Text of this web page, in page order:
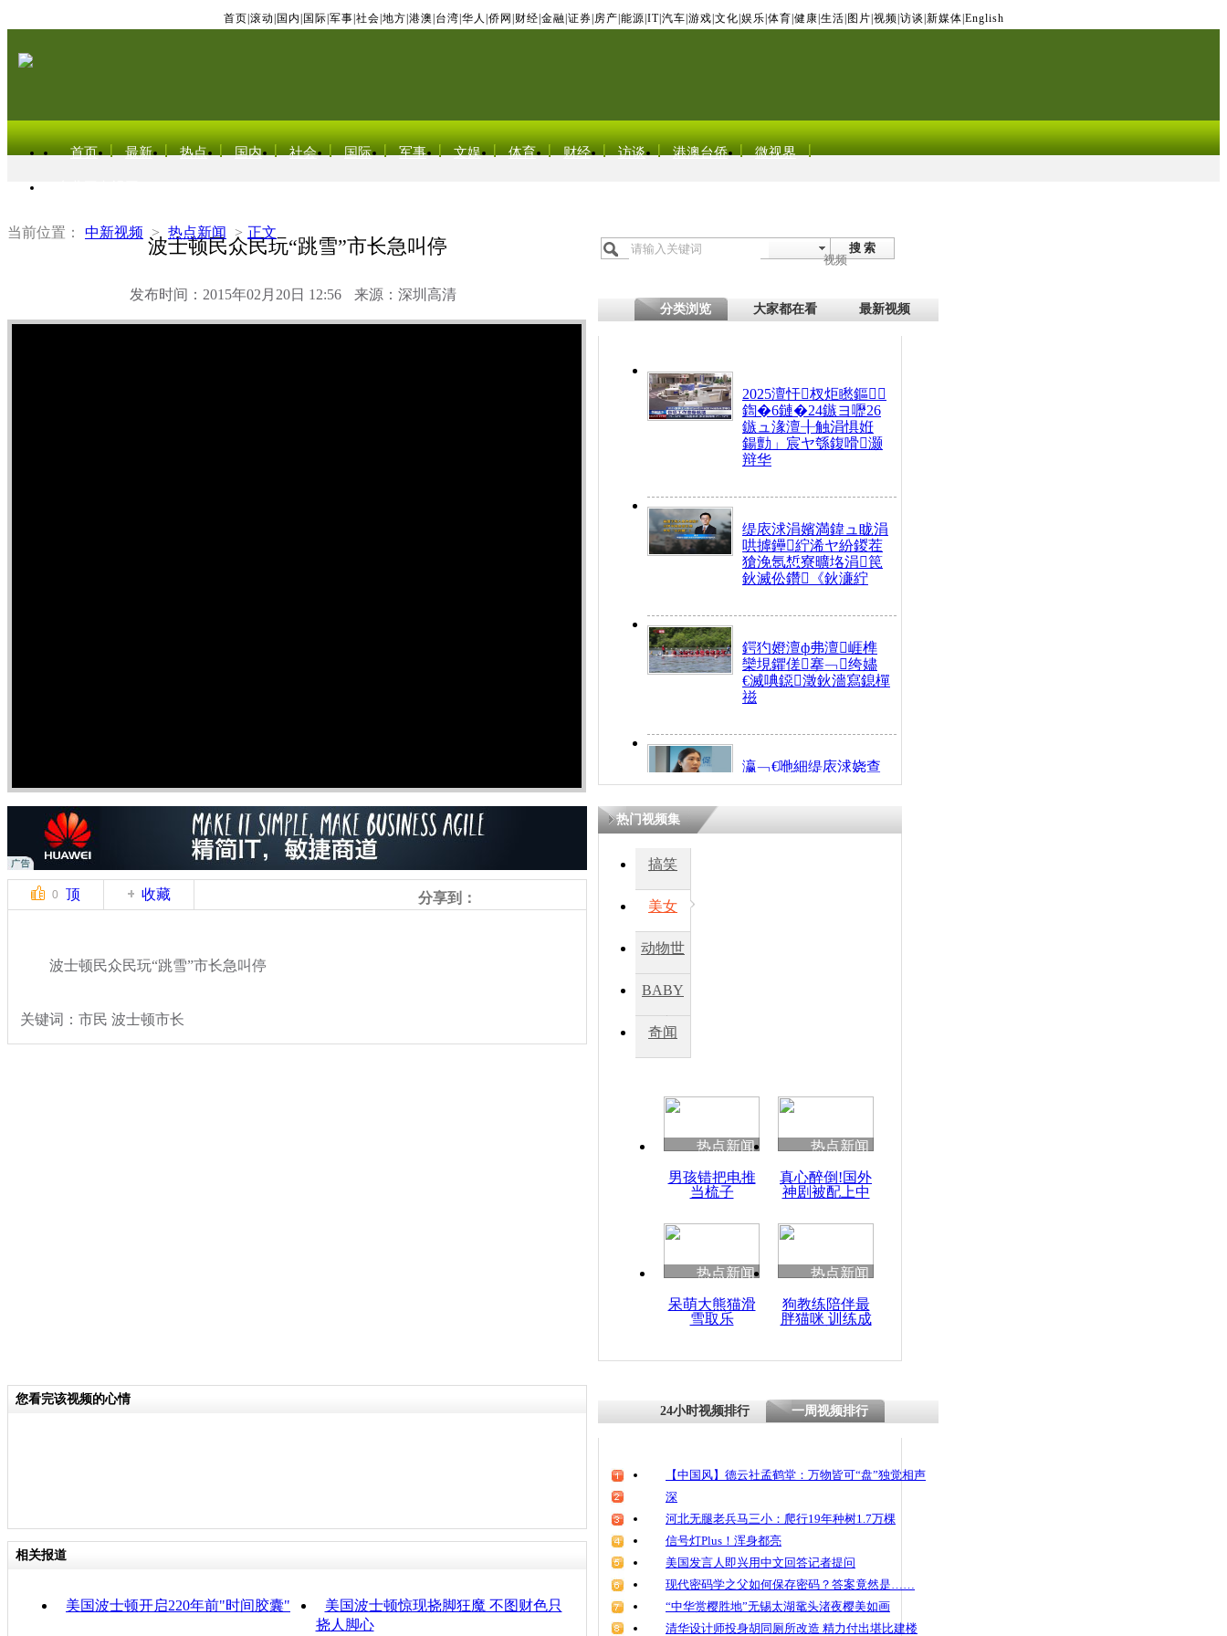
首页 滚动 国内 国际 军事 社会 地方 港澳 台湾 华人 侨网 财经 金融 证券 房产 能源 IT| 汽车 游戏 文化 娱乐 体育 健康 生活 图片 视频 访谈 新媒体 English
首页 最新 热点 国内 社会 国际 军事 文娱 体育 财经 访谈 港澳台侨 微视界
当前位置： 中新视频 > 热点新闻 > 正文
波士顿民众民玩“跳雪”市长急叫停
发布时间：2015年02月20日 12:56 来源：深圳高清
搜 索
视频
分类浏览 大家都在看 最新视频
2025澶忓杈炬矁鏂
鍧�6鏈�24鏃ヨ嚦26
鏃ュ湪澶╂触涓惧姙
鍚勯」宸ヤ綔鍑嗗灏
辩华
缇庡浗涓嬪満鍏ュ眬涓
哄摢鑸紵浠ヤ紛鍐茬
獊浼氬惁寮曠垎涓笢
鈥滅伀鑽《鈥濓紵
鍔犳嬁澶ф弗澶崕榫
欒垷鑺傞搴﹁绔嬧
€滅唺鐚澂鈥濇寫鎴樿
禌
瀛﹁€咃細缇庡浗娆查
€间笢鍗椾簹涓庝腑鍥
熷悎浣� 涓ㄥ浗闄呰
0 顶 收藏 分享到：
波士顿民众民玩“跳雪”市长急叫停
关键词：市民 波士顿市长
热门视频集
搞笑
美女
动物世
BABY
秀
奇闻
热点新闻
男孩错把电推
当梳子
热点新闻
真心醉倒!国外
神剧被配上中
热点新闻
呆萌大熊猫滑
雪取乐
热点新闻
狗教练陪伴最
胖猫咪 训练成
您看完该视频的心情
相关报道
美国波士顿开启220年前"时间胶囊"
美国波士顿惊现挠脚狂魔 不图财色只
挠人脚心
24小时视频排行 一周视频排行
【中国风】德云社孟鹤堂：万物皆可“盘”独觉相声
深
河北无腿老兵马三小：爬行19年种树1.7万棵
信号灯Plus！浑身都亮
美国发言人即兴用中文回答记者提问
现代密码学之父如何保存密码？答案竟然是……
“中华赏樱胜地”无锡太湖鼋头渚夜樱美如画
清华设计师投身胡同厕所改造 精力付出堪比建楼